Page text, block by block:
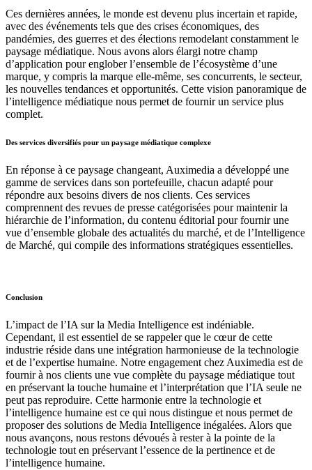
Ces dernières années, le monde est devenu plus incertain et rapide,
avec des événements tels que des crises économiques, des
pandémies, des guerres et des élections remodelant constamment le
paysage médiatique. Nous avons alors élargi notre champ
d’application pour englober l’ensemble de l’écosystème d’une
marque, y compris la marque elle-même, ses concurrents, le secteur,
les nouvelles tendances et opportunités. Cette vision panoramique de
l’intelligence médiatique nous permet de fournir un service plus
complet.
Des services diversifiés pour un paysage médiatique complexe
En réponse à ce paysage changeant, Auximedia a développé une
gamme de services dans son portefeuille, chacun adapté pour
répondre aux besoins divers de nos clients. Ces services
comprennent des revues de presse catégorisées pour maintenir la
hiérarchie de l’information, du contenu éditorial pour fournir une
vue d’ensemble globale des actualités du marché, et de l’Intelligence
de Marché, qui compile des informations stratégiques essentielles.
Conclusion
L’impact de l’IA sur la Media Intelligence est indéniable.
Cependant, il est essentiel de se rappeler que le cœur de cette
industrie réside dans une intégration harmonieuse de la technologie
et de l’expertise humaine. Notre engagement chez Auximedia est de
fournir à nos clients une vue complète du paysage médiatique tout
en préservant la touche humaine et l’interprétation que l’IA seule ne
peut pas reproduire. Cette harmonie entre la technologie et
l’intelligence humaine est ce qui nous distingue et nous permet de
proposer des solutions de Media Intelligence inégalées. Alors que
nous avançons, nous restons dévoués à rester à la pointe de la
technologie tout en préservant l’essence de la pertinence et de
l’intelligence humaine.